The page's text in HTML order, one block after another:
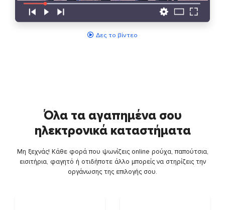
Δες το βίντεο
Όλα τα αγαπημένα σου
ηλεκτρονικά καταστήματα
Μη ξεχνάς! Κάθε φορά που ψωνίζεις online ρούχα, παπούτσια,
εισιτήρια, φαγητό ή οτιδήποτε άλλο μπορείς να στηρίζεις την
οργάνωσης της επιλογής σου.